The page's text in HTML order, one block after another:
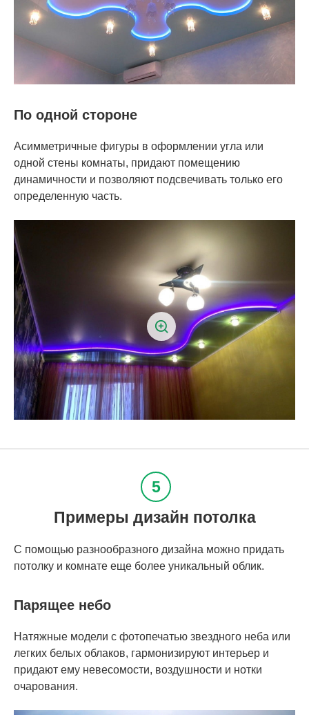
По одной стороне
Асимметричные фигуры в оформлении угла или
одной стены комнаты, придают помещению
динамичности и позволяют подсвечивать только его
определенную часть.
Примеры дизайн потолка
С помощью разнообразного дизайна можно придать
потолку и комнате еще более уникальный облик.
Парящее небо
Натяжные модели с фотопечатью звездного неба или
легких белых облаков, гармонизируют интерьер и
придают ему невесомости, воздушности и нотки
очарования.